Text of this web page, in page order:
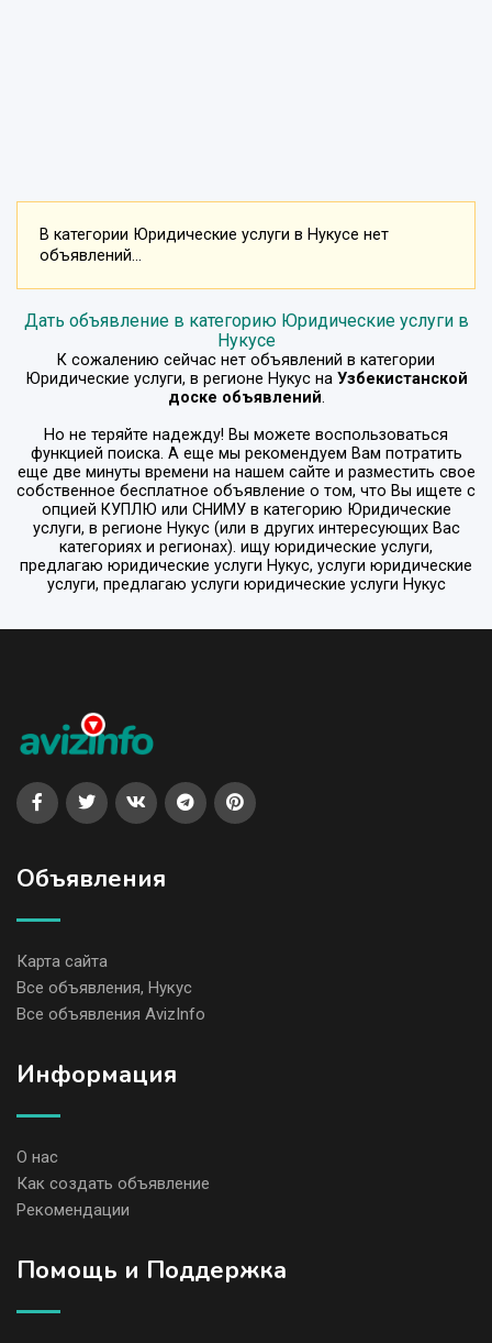
В категории Юридические услуги в Нукусе нет
объявлений...
Дать объявление в категорию Юридические услуги в
Нукусе
К сожалению сейчас нет объявлений в категории
Юридические услуги, в регионе Нукусна Узбекистанской
доске объявлений.
Но не теряйте надежду! Вы можете воспользоваться
функцией поиска. А еще мы рекомендуем Вам потратить
еще две минуты времени на нашем сайте и разместить свое
собственное бесплатное объявление о том, что Вы ищете с
опцией КУПЛЮ или СНИМУв категорию Юридические
услуги, в регионе Нукус(или в других интересующих Вас
категориях и регионах). ищу юридические услуги,
предлагаю юридические услуги Нукус, услуги юридические
услуги, предлагаю услуги юридические услуги Нукус
Объявления
Карта сайта
Все объявления, Нукус
Все объявления AvizInfo
Информация
О нас
Как создать объявление
Рекомендации
Помощь и Поддержка